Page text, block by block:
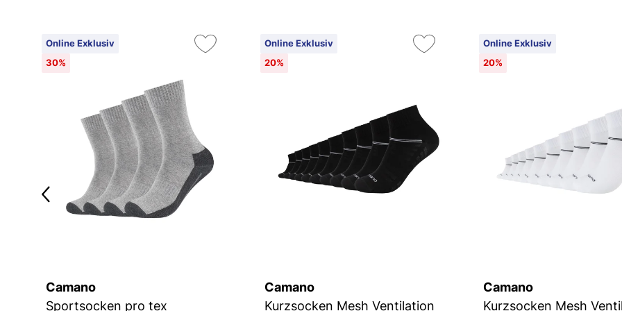
Online Exklusiv
30%
Camano
Sportsocken pro tex
Online Exklusiv
20%
Camano
Kurzsocken Mesh Ventilation
Online Exklusiv
20%
Camano
Kurzsocken Mesh